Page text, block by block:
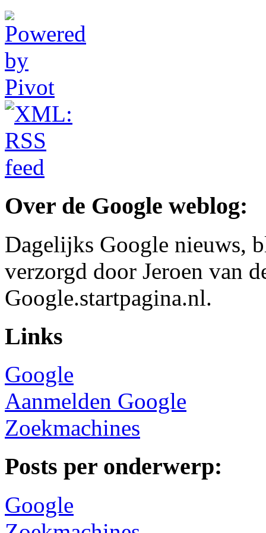
Over de Google weblog:
Dagelijks Google nieuws,
verzorgd door Jeroen van
Google.startpagina.nl.
Links
Google
Aanmelden Google
Zoekmachines
Posts per onderwerp:
Google